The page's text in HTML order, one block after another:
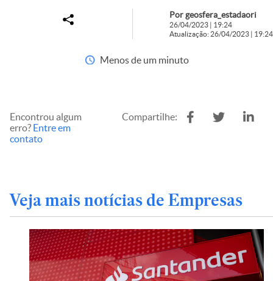
Por geosfera_estadaori
26/04/2023 | 19:24
Atualização: 26/04/2023 | 19:24
Menos de um minuto
Encontrou algum
erro? Entre em
contato
Compartilhe:
Veja mais notícias de Empresas